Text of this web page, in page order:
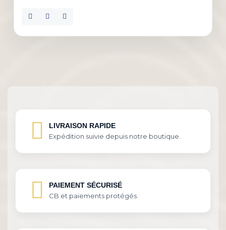
LIVRAISON RAPIDE
Expédition suivie depuis notre boutique.
PAIEMENT SÉCURISÉ
CB et paiements protégés.